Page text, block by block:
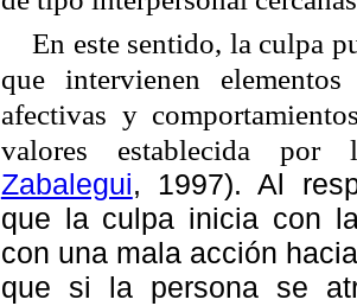
En este sentido, la culpa
que intervienen
afectivas y
valores establecida
Zabalegui, 1997). Al
que la culpa inicia con
con una mala acción
que si la persona se